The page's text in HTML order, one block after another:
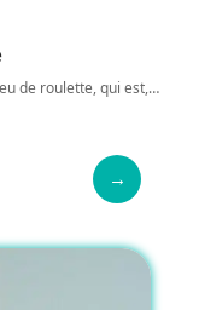
de roulette, qui est,…